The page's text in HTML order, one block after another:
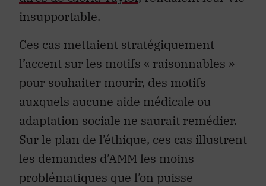
insupportable.
Ces cas mettaient stratégiquement
l’accent sur les motifs « raisonnables »
pour souhaiter mourir, des motifs
auxquels aucune aide médicale ou
adaptation sociale ne saurait remédier.
Sur le plan de l’éthique, ces cas illustrent
les demandes d’AMM les moins
problématiques que l’on puisse